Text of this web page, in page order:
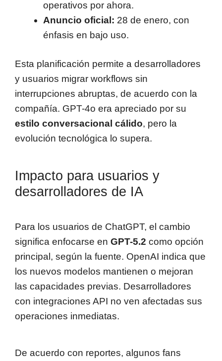
operativos por ahora.
Anuncio oficial: 28 de enero, con
énfasis en bajo uso.
Esta planificación permite a desarrolladores
y usuarios migrar workflows sin
interrupciones abruptas, de acuerdo con la
compañía. GPT-4o era apreciado por su
estilo conversacional cálido, pero la
evolución tecnológica lo supera.
Impacto para usuarios y
desarrolladores de IA
Para los usuarios de ChatGPT, el cambio
significa enfocarse en GPT-5.2 como opción
principal, según la fuente. OpenAI indica que
los nuevos modelos mantienen o mejoran
las capacidades previas. Desarrolladores
con integraciones API no ven afectadas sus
operaciones inmediatas.
De acuerdo con reportes, algunos fans